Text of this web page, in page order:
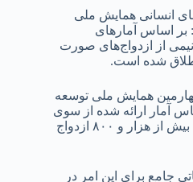
انسانی همایش ملی
اساس آمارهای
از ازدواج‌های صورت
شده است.
همایش ملی توسعه
آمار ارائه شده از سوی
دفاتر ازدواج و طلاق در این مدت بیش از هزار و ۸۰۰ ازدواج
جامع برای این امر در